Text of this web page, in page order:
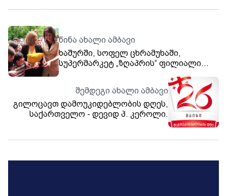
წინა ახალი ამბავი
ხაშურში, სოფელ ცხრამუხაში,
სუპერმარკეტ „ზღაპრის“ ფილიალი
შემდეგი ახალი ამბავი
გილოცავთ დამოუკიდებლობის დღეს,
საქართველო - დევიდ პ. კეროლი.